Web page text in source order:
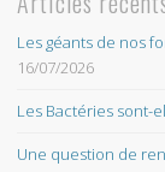
Les géants de nos
16/07/2026
Les Bactéries sont-
Une question de